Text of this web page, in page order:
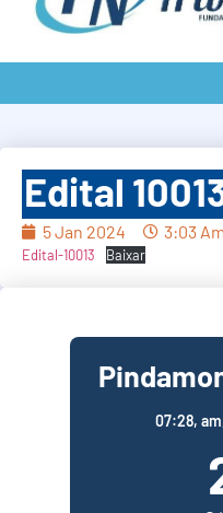
Edital
5 Jan 2024 3:03 Am
Edital-10013 Baixar
07:28,